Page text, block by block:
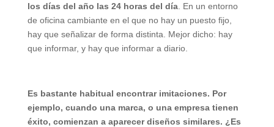
los días del año las 24 horas del día. En un entorno
de oficina cambiante en el que no hay un puesto fijo,
hay que señalizar de forma distinta. Mejor dicho: hay
que informar, y hay que informar a diario.
Es bastante habitual encontrar imitaciones. Por
ejemplo, cuando una marca, o una empresa tienen
éxito, comienzan a aparecer diseños similares. ¿Es